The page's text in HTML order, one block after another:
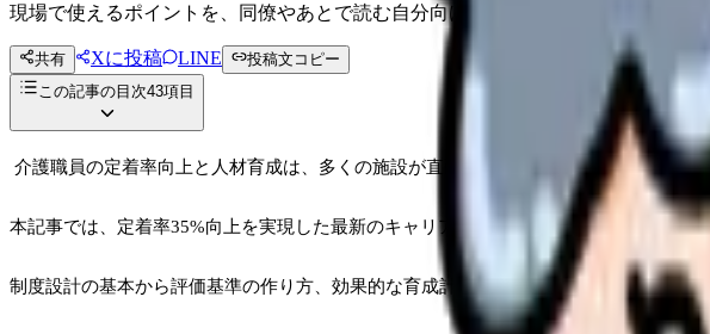
現場で使えるポイントを、同僚やあとで読む自分向けに残せます。
共有 Xに投稿 LINE
投稿文コピー
この記事の目次43項目
介護職員の定着率向上と人材育成は、多くの施設が直面する重要な課題です。
本記事では、定着率35%向上を実現した最新のキャリアパス制度について、具体的な
制度設計の基本から評価基準の作り方、効果的な育成計画の立て方まで、実践的なノウ